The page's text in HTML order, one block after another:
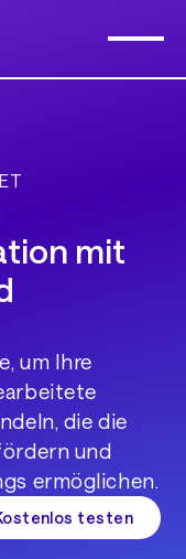
mit
um Ihre
die die
und
ermöglichen.
testen